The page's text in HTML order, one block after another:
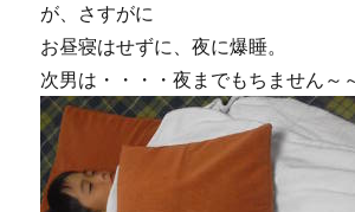
が、さすがに
お昼寝はせずに、夜に爆睡。
次男は・・・・夜までもちません～